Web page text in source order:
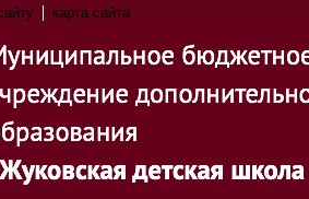
карта сайта